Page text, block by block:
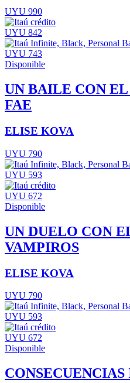
UYU 990
UYU 842
UYU 743
Disponible
UN BAILE CON
FAE
ELISE KOVA
UYU 790
UYU 593
UYU 672
Disponible
UN DUELO CON
VAMPIROS
ELISE KOVA
UYU 790
UYU 593
UYU 672
Disponible